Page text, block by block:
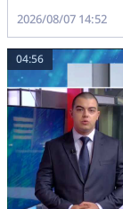
2026/08/07 14:52
04:56